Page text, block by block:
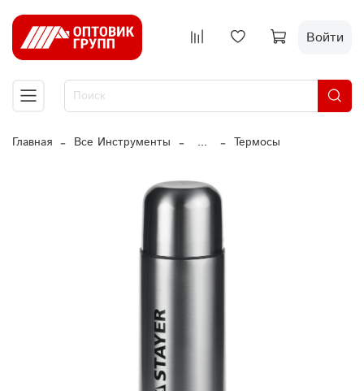
Войти
Главная Все Инструменты ... Термосы